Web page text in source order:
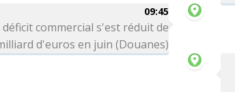
09:45
déficit commercial s'est réduit de
d'euros en juin (Douanes)